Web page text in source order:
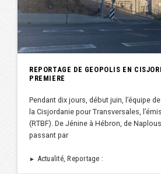
REPORTAGE DE GEOPOLIS EN
PREMIERE
Pendant dix jours, début juin, l’équipe
la Cisjordanie pour Transversales,
(RTBF). De Jénine à Hébron, de
passant par
► Actualité, Reportage :